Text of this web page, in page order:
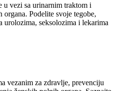
u vezi sa urinarnim traktom i
Podelite svoje tegobe,
urolozima, seksolozima i lekarima
vezanim za zdravlje, prevenciju